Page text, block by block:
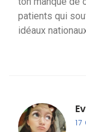
patients qui
idéaux
17